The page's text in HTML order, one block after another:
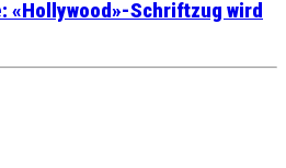
«Hollywood»-Schriftzug wird